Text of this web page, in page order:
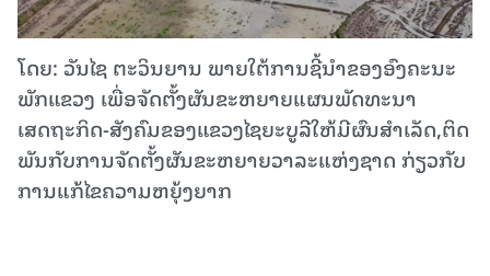
ໂດຍ: ວັນໄຊ ຕະວິນຍານ ພາຍໃຕ້ການຊີ້ນໍາຂອງອົງຄະນະ
ພັກແຂວງ ເພື່ອຈັດຕັ້ງຜັນຂະຫຍາຍແຜນພັດທະນາ
ເສດຖະກິດ-ສັງຄົມຂອງແຂວງໄຊຍະບູລີໃຫ້ມີຜົນສໍາເລັດ,ຕິດ
ພັນກັບການຈັດຕັ້ງຜັນຂະຫຍາຍວາລະແຫ່ງຊາດ ກ່ຽວກັບ
ການແກ້ໄຂຄວາມຫຍຸ້ງຍາກ